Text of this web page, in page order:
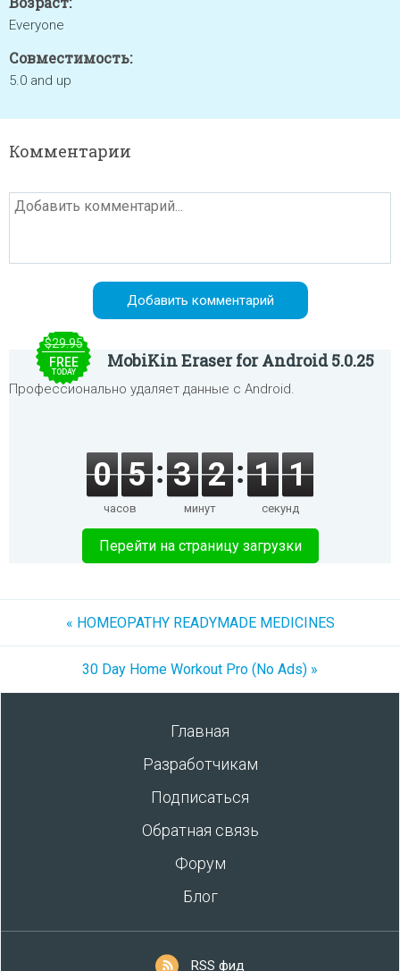
Everyone
Совместимость:
5.0 and up
Комментарии
$29.95
FREE
TODAY
MobiKin Eraser for Android 5.0.25
Профессионально удаляет данные с Android.
0 5
часов
3 2
минут
1 1
секунд
Перейти на страницу загрузки
« HOMEOPATHY READYMADE MEDICINES
30 Day Home Workout Pro (No Ads) »
Главная
Разработчикам
Подписаться
Обратная связь
Форум
Блог
RSS фид